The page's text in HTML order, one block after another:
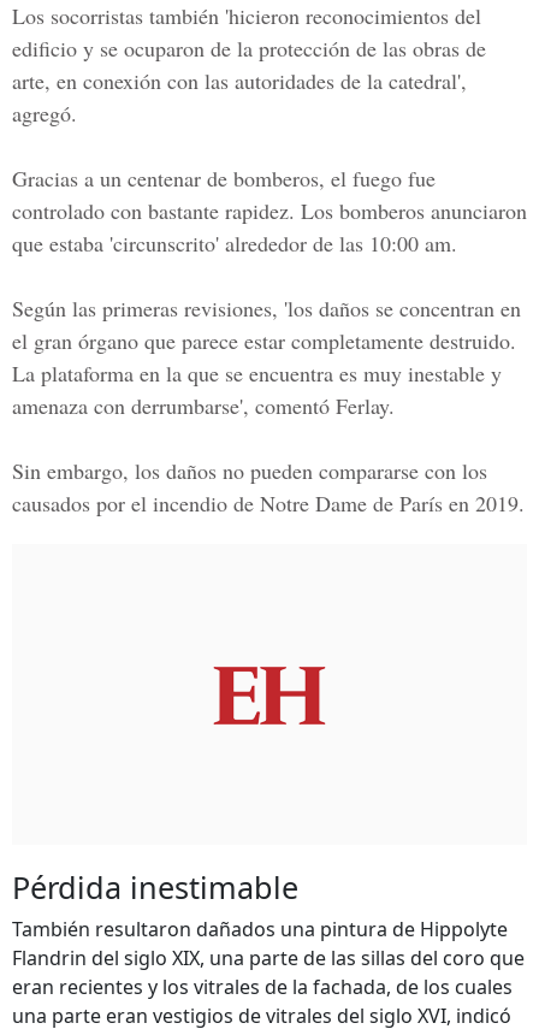
Los socorristas también 'hicieron reconocimientos del
edificio y se ocuparon de la protección de las obras de
arte, en conexión con las autoridades de la catedral',
agregó.
Gracias a un centenar de bomberos, el fuego fue
controlado con bastante rapidez. Los bomberos anunciaron
que estaba 'circunscrito' alrededor de las 10:00 am.
Según las primeras revisiones, 'los daños se concentran en
el gran órgano que parece estar completamente destruido.
La plataforma en la que se encuentra es muy inestable y
amenaza con derrumbarse', comentó Ferlay.
Sin embargo, los daños no pueden compararse con los
causados por el incendio de Notre Dame de París en 2019.
Pérdida inestimable
También resultaron dañados una pintura de Hippolyte
Flandrin del siglo XIX, una parte de las sillas del coro que
eran recientes y los vitrales de la fachada, de los cuales
una parte eran vestigios de vitrales del siglo XVI, indicó